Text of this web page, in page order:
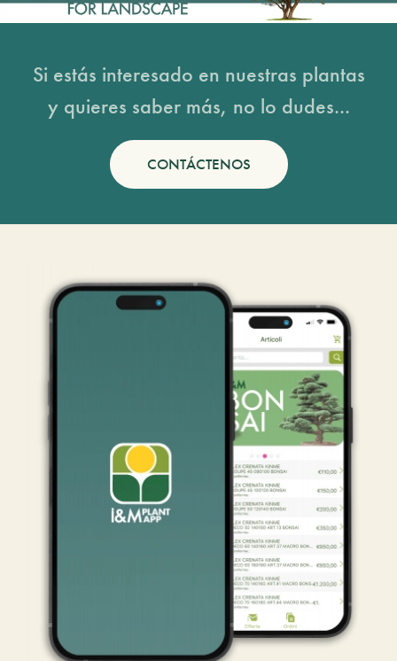
Si estás interesado en nuestras plantas
y quieres saber más, no lo dudes...
CONTÁCTENOS